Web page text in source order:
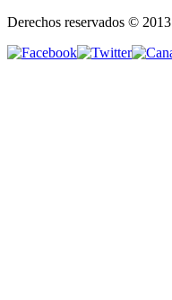
Derechos reservados © 2013